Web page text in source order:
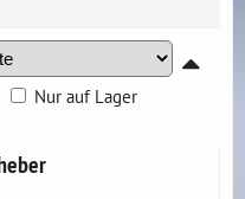
Nur auf Lager